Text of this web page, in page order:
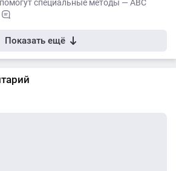
специальные методы — ABC
Показать ещё